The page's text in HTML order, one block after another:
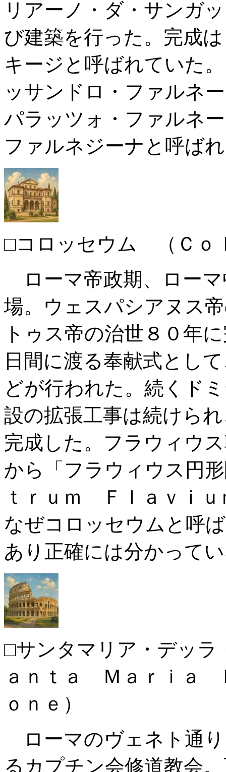
リアーノ・ダ・サンガ
び建築を行った。完成
キージと呼ばれていた
ッサンドロ・ファルネ
パラッツォ・ファルネ
ファルネジーナと呼ば
□コロッセウム （Ｃｏ
ローマ帝政期、ロー
場。ウェスパシアヌス
トゥス帝の治世８０年
日間に渡る奉献式とし
どが行われた。続くド
設の拡張工事は続けら
完成した。フラウィウ
から「フラウィウス円
ｔｒｕｍ Ｆｌａｖｉ
なぜコロッセウムと呼
あり正確には分かって
□サンタマリア・デッ
ａｎｔａ Ｍａｒｉａ
ｏｎｅ）
ローマのヴェネト通
るカプチン会修道教会